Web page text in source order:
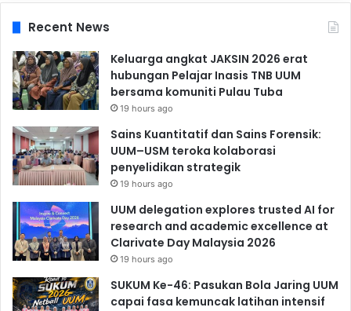
Recent News
Keluarga angkat JAKSIN 2026 erat
hubungan Pelajar Inasis TNB UUM
bersama komuniti Pulau Tuba
19 hours ago
Sains Kuantitatif dan Sains Forensik:
UUM–USM teroka kolaborasi
penyelidikan strategik
19 hours ago
UUM delegation explores trusted AI for
research and academic excellence at
Clarivate Day Malaysia 2026
19 hours ago
SUKUM Ke-46: Pasukan Bola Jaring UUM
capai fasa kemuncak latihan intensif